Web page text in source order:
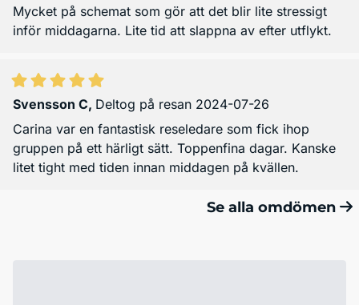
Mycket på schemat som gör att det blir lite stressigt
inför middagarna. Lite tid att slappna av efter utflykt.
Svensson C, Deltog på resan 2024-07-26
Carina var en fantastisk reseledare som fick ihop
gruppen på ett härligt sätt. Toppenfina dagar. Kanske
litet tight med tiden innan middagen på kvällen.
Se alla omdömen